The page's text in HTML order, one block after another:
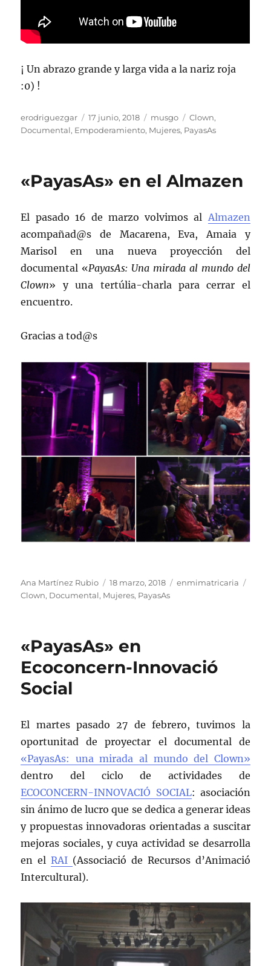
¡ Un abrazo grande y larga vida a la nariz roja
:0) !
Autor
erodriguezgar
Publicado
el
17 junio, 2018 Categorías
musgo Etiquetas
Clown,
Documental, Empoderamiento, Mujeres, PayasAs
«PayasAs» en el Almazen
El pasado 16 de marzo volvimos al Almazen
acompañad@s de Macarena, Eva, Amaia y
Marisol en una nueva proyección del
documental «PayasAs: Una mirada al mundo del
Clown» y una tertúlia-charla para cerrar el
encuentro.
Gracias a tod@s
Autor
Ana Martínez Rubio
Publicado
el
18 marzo, 2018 Categorías
enmimatricaria
Clown, Documental, Mujeres, PayasAs
«PayasAs» en
Ecoconcern-Innovació
Social
El martes pasado 27 de febrero, tuvimos la
oportunitad de proyectar el documental de
«PayasAs: una mirada al mundo del Clown»
dentro del ciclo de actividades de
ECOCONCERN-INNOVACIÓ SOCIAL: asociación
sin ánimo de lucro que se dedica a generar ideas
y propuestas innovadoras orientadas a suscitar
mejoras sociales, y cuya actividad se desarrolla
en elRAI (Associació de Recursos d’Animació
Intercultural).